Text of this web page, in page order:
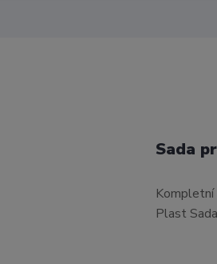
Sada
Plast